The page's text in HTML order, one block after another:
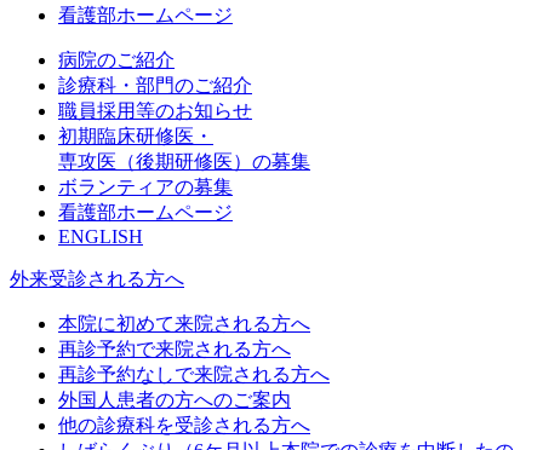
看護部ホームページ
病院のご紹介
診療科・部門のご紹介
職員採用等のお知らせ
初期臨床研修医・
専攻医（後期研修医）の募集
ボランティアの募集
看護部ホームページ
ENGLISH
外来受診される方へ
本院に初めて来院される方へ
再診予約で来院される方へ
再診予約なしで来院される方へ
外国人患者の方へのご案内
他の診療科を受診される方へ